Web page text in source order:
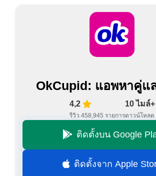
OkCupid: แอพหาคู่แ
4,2
รีวิว 458,945 รายการ
10 ไมล์+
ดาวน์โหลด
ติดตั้งบน Google
ติดตั้งจาก Apple